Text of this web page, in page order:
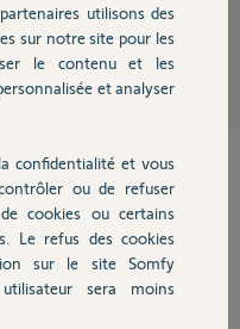
discussion
de portail.
somfy/startP...
utilisons des
sur notre site pour les
le contenu et les
et analyser
confidentialité et vous
ou de refuser
cookies ou certains
Le refus des cookies
sur le site Somfy
sera moins